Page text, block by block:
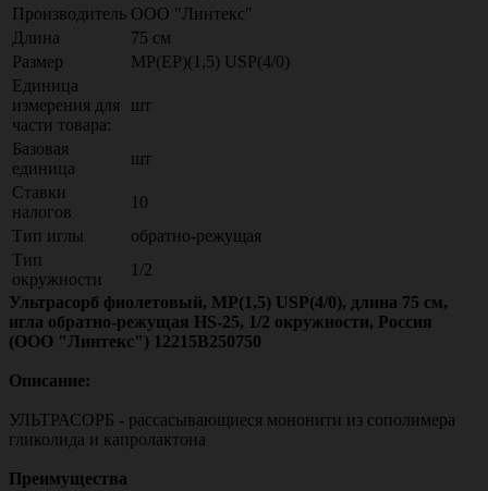
Производитель ООО "Линтекс"
Длина
75 см
Размер
МР(EP)(1,5) USP(4/0)
Единица
измерения для
части товара:
шт
Базовая
единица
шт
Ставки
налогов
10
Тип иглы
обратно-режущая
Тип
окружности
1/2
Ультрасорб фиолетовый, МР(1,5) USP(4/0), длина 75 см,
игла обратно-режущая HS-25, 1/2 окружности, Россия
(ООО "Линтекс") 12215B250750
Описание:
УЛЬТРАСОРБ - рассасывающиеся мононити из сополимера
гликолида и капролактона
Преимущества